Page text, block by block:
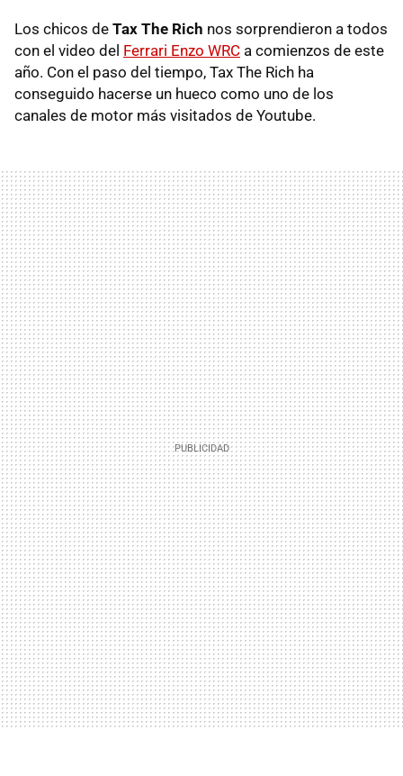
Los chicos de Tax The Rich nos sorprendieron a todos
con el video del Ferrari Enzo WRC a comienzos de este
año. Con el paso del tiempo, Tax The Rich ha
conseguido hacerse un hueco como uno de los
canales de motor más visitados de Youtube.